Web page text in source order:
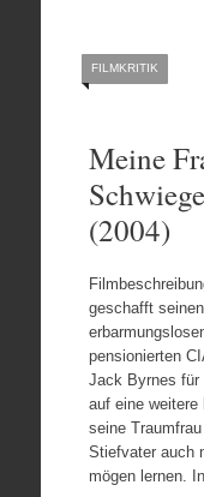
FILMKRITIK
Meine
(2004)
geschafft
pensionierten
Jack Byrnes für
auf eine weitere
seine
Stiefvater auch
mögen lernen.